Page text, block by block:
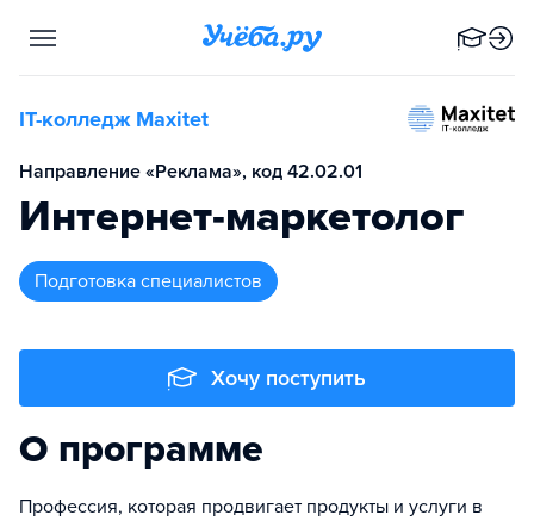
IT-колледж Maxitet
Направление «Реклама», код 42.02.01
Интернет-маркетолог
подготовка специалистов
Хочу поступить
О программе
Профессия, которая продвигает продукты и услуги в